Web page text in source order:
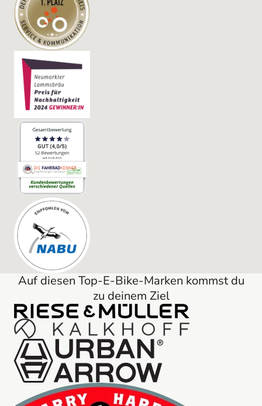
Auf diesen Top-E-Bike-Marken kommst du
zu deinem Ziel